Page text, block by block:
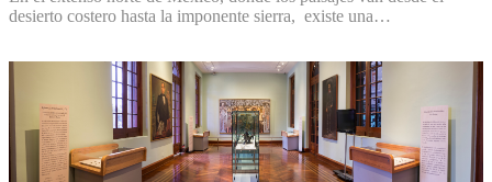
desierto costero hasta la imponente sierra, existe una…